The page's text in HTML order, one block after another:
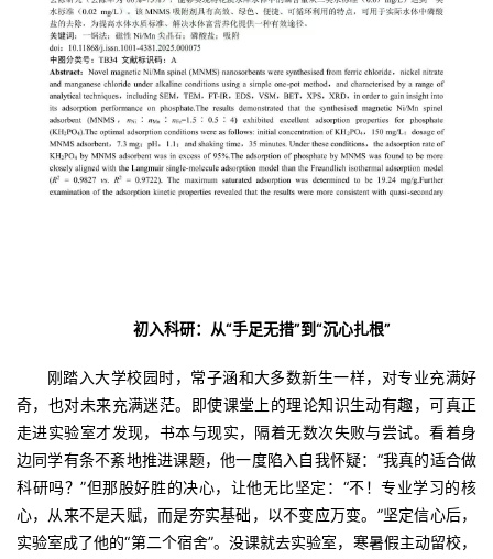
初入科研：从“手足无措”到“沉心扎根”
刚踏入大学校园时，常子涵和大多数新生一样，对专业充满好
奇，也对未来充满迷茫。即使课堂上的理论知识生动有趣，可真正
走进实验室才发现，书本与现实，隔着无数次失败与尝试。看着身
边同学有条不紊地推进课题，他一度陷入自我怀疑：“我真的适合做
科研吗？”但那股好胜的决心，让他无比坚定：“不！专业学习的核
心，从来不是天赋，而是夯实基础，以不变应万变。”坚定信心后，
实验室成了他的“第二个宿舍”。没课就去实验室，寒暑假主动留校，